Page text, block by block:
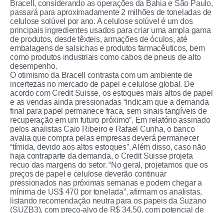
Bracell, considerando as operações da Bahia e São Paulo,
passará para aproximadamente 2 milhões de toneladas de
celulose solúvel por ano. A celulose solúvel é um dos
principais ingredientes usados para criar uma ampla gama
de produtos, desde têxteis, armações de óculos, até
embalagens de salsichas e produtos farmacêuticos, bem
como produtos industriais como cabos de pneus de alto
desempenho.
O otimismo da Bracell contrasta com um ambiente de
incertezas no mercado de papel e celulose global. De
acordo com Credit Suisse, os estoques mais altos de papel
e as vendas ainda pressionadas “indicam que a demanda
final para papel permanece fraca, sem sinais tangíveis de
recuperação em um futuro próximo”. Em relatório assinado
pelos analistas Caio Ribeiro e Rafael Cunha, o banco
avalia que compra pelas empresas deverá permanecer
“tímida, devido aos altos estoques”. Além disso, caso não
haja contraparte da demanda, o Credit Suisse projeta
recuo das margens do setor. “No geral, projetamos que os
preços de papel e celulose deverão continuar
pressionados nas próximas semanas e podem chegar a
mínima de US$ 470 por tonelada”, afirmam os analistas,
listando recomendação neutra para os papeis da Suzano
(SUZB3), com preço-alvo de R$ 34,50, com potencial de